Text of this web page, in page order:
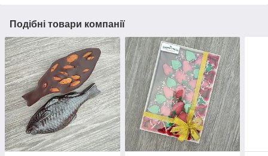
Подібні товари компанії